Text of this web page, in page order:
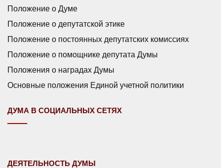
Положение о Думе
Положение о депутатской этике
Положение о постоянных депутатских комиссиях
Положение о помощнике депутата Думы
Положения о наградах Думы
Основные положения Единой учетной политики
ДУМА В СОЦИАЛЬНЫХ СЕТЯХ
ДЕЯТЕЛЬНОСТЬ ДУМЫ